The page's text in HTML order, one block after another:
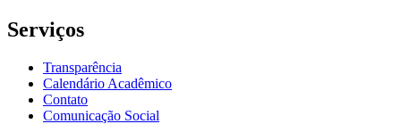
Serviços
Transparência
Calendário Acadêmico
Contato
Comunicação Social